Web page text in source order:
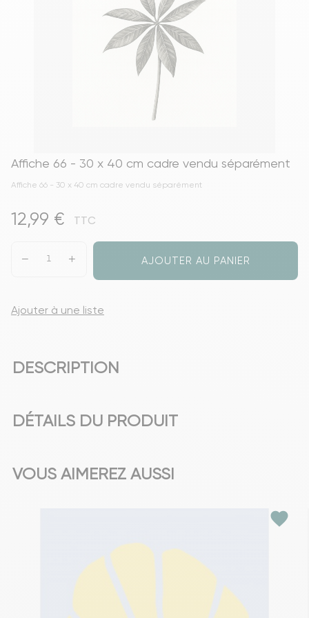
Affiche 66 - 30 x 40 cm cadre vendu séparément
Affiche 66 - 30 x 40 cm cadre vendu séparément
12,99 € TTC
AJOUTER AU PANIER
Ajouter à une liste
DESCRIPTION
DÉTAILS DU PRODUIT
VOUS AIMEREZ AUSSI
favorite